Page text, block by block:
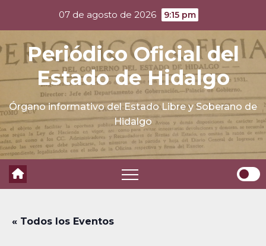
content
07 de agosto de 2026 9:15 pm
Periódico Oficial del
Estado de Hidalgo
Órgano informativo del Estado Libre y Soberano de
Hidalgo
« Todos los Eventos